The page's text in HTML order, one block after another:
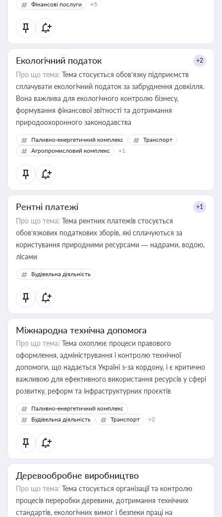
Фінансові послуги
+5
Екологічний податок +2
Про що тема: Тема стосується обов’язку підприємств
сплачувати екологічний податок за забруднення довкілля.
Вона важлива для екологічного контролю бізнесу,
формування фінансової звітності та дотримання
природоохоронного законодавства
Паливно-енергетичний комплекс
Транспорт
Агропромисловий комплекс
+1
Рентні платежі +1
Про що тема: Тема рентних платежів стосується
обов’язкових податкових зборів, які сплачуються за
користування природними ресурсами — надрами, водою,
лісами
Будівельна діяльність
Міжнародна технічна допомога
Про що тема: Тема охоплює процеси правового
оформлення, адміністрування і контролю технічної
допомоги, що надається Україні з-за кордону, і є критично
важливою для ефективного використання ресурсів у сфері
розвитку, реформ та інфраструктурних проєктів
Паливно-енергетичний комплекс
Будівельна діяльність
Транспорт +2
Деревообробне виробництво
Про що тема: Тема стосується організації та контролю
процесів переробки деревини, дотримання технічних
стандартів, екологічних вимог і безпеки праці на